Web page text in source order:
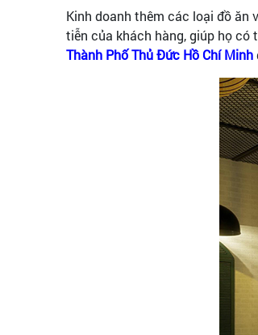
Kinh doanh thêm các loại đồ ăn
tiễn của khách hàng, giúp họ có
Thành Phố Thủ Đức Hồ Chí Minh